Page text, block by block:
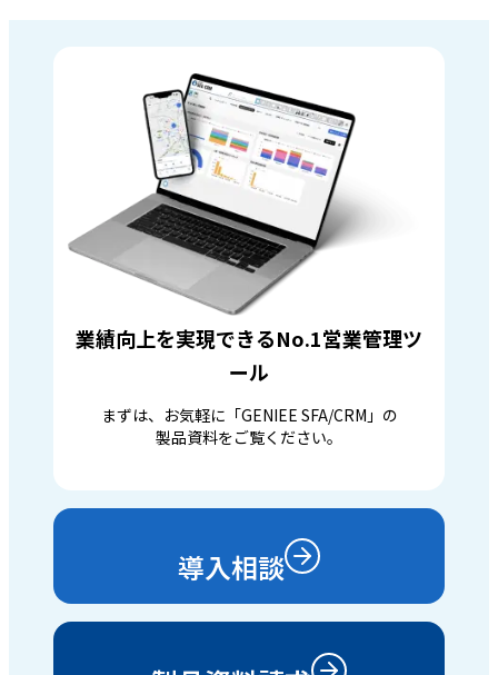
業績向上を実現できるNo.1営業管理ツ
ール
まずは、お気軽に「GENIEE SFA/CRM」の
製品資料をご覧ください。
導入相談